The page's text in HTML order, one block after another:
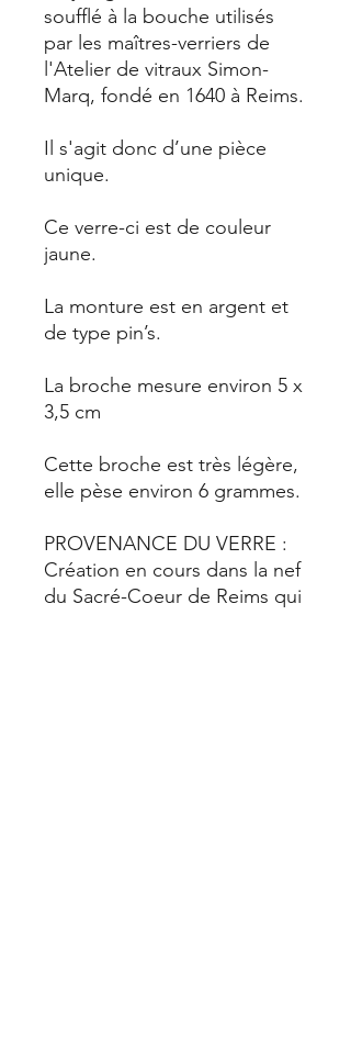
soufflé à la bouche utilisés
par les maîtres-verriers de
l'Atelier de vitraux Simon-
Marq, fondé en 1640 à Reims.
Il s'agit donc d’une pièce
unique.
Ce verre-ci est de couleur
jaune.
La monture est en argent et
de type pin’s.
La broche mesure environ 5 x
3,5 cm
Cette broche est très légère,
elle pèse environ 6 grammes.
PROVENANCE DU VERRE :
Création en cours dans la nef
du Sacré-Coeur de Reims qui